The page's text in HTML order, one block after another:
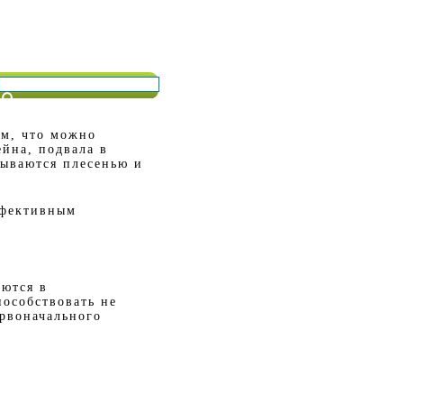
что можно
подвала в
плесенью и
в
не